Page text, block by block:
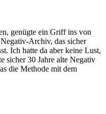
genügte ein Griff ins von
Archiv, das sicher
Ich hatte da aber keine Lust,
sicher 30 Jahre alte Negativ
die Methode mit dem